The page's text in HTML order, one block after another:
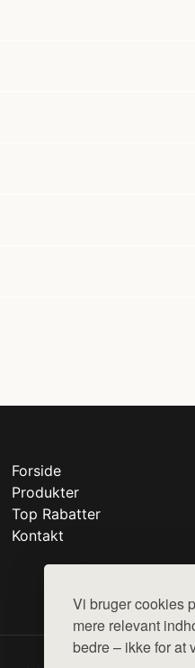
Vi bruger cookies
mere relevant
bedre – ikke for at
Forside
Produkter
Top Rabatter
Kontakt